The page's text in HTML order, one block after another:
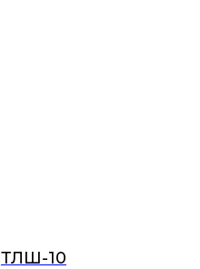
ТЛШ-10